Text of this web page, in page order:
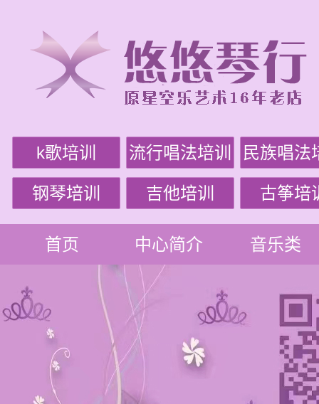
k歌培训 流行唱法培训 民族唱法
钢琴培训 吉他培训 古筝培
首页 中心简介 音乐类